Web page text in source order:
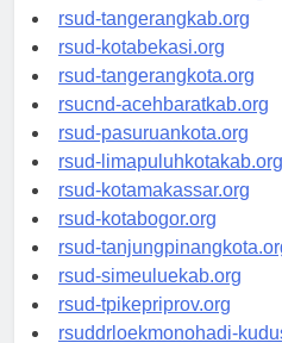
universitasindonesia.org
rsud-tangerangkab.org
rsud-kotabekasi.org
rsud-tangerangkota.org
rsucnd-acehbaratkab.org
rsud-pasuruankota.org
rsud-limapuluhkotakab.org
rsud-kotamakassar.org
rsud-kotabogor.org
rsud-tanjungpinangkota.org
rsud-simeuluekab.org
rsud-tpikepriprov.org